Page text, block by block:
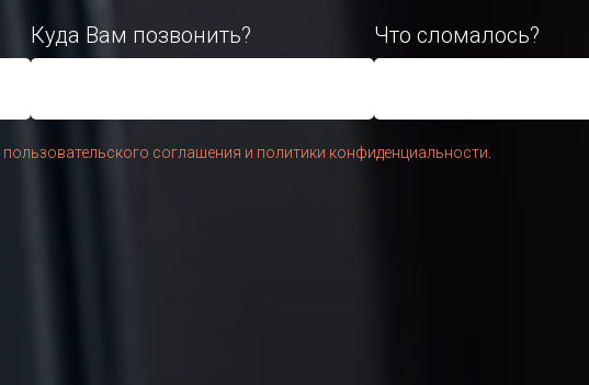
Куда Вам позвонить? Что сломалось?
пользовательского соглашения и политики конфиденциальности